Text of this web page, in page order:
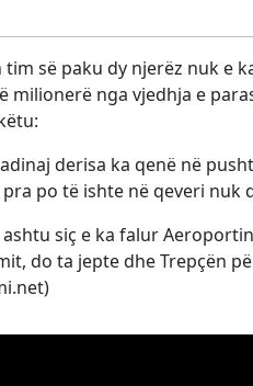
tim së paku dy njerëz nuk e
milionerë nga vjedhja e
derisa ka qenë në
po të ishte në qeveri nuk
ashtu siç e ka falur
do ta jepte dhe Trepçën